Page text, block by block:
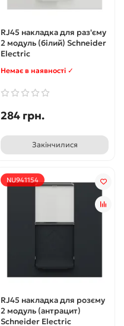
RJ45 накладка для раз'єму
2 модуль (білий) Schneider
Electric
Немає в наявності ✓
284 грн.
Закінчилися
NU941154
RJ45 накладка для розєму
2 модуль (антрацит)
Schneider Electric